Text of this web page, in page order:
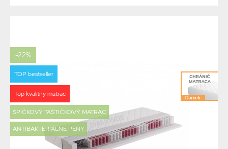
-22%
TOP bestseller
Top kvalitný matrac
ŠPIČKOVÝ TAŠTIČKOVÝ MATRAC
ANTIBAKTERIÁLNE PENY